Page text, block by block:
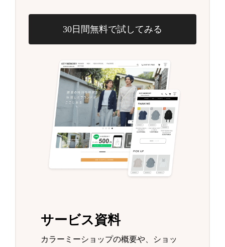
30日間無料で試してみる
サービス資料
カラーミーショップの概要や、ショッ